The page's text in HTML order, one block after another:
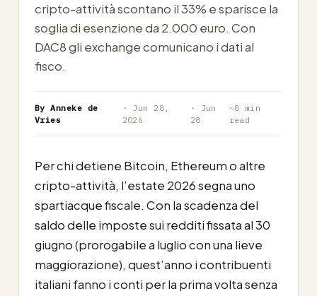
cripto-attività scontano il 33% e sparisce la
soglia di esenzione da 2.000 euro. Con
DAC8 gli exchange comunicano i dati al
fisco.
By Anneke de
Vries
· Jun 28,
2026
· Jun
28
~8 min
read
Per chi detiene Bitcoin, Ethereum o altre
cripto-attività, l’estate 2026 segna uno
spartiacque fiscale. Con la scadenza del
saldo delle imposte sui redditi fissata al 30
giugno (prorogabile a luglio con una lieve
maggiorazione), quest’anno i contribuenti
italiani fanno i conti per la prima volta senza